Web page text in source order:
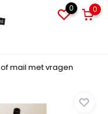
0 0
mail met vragen